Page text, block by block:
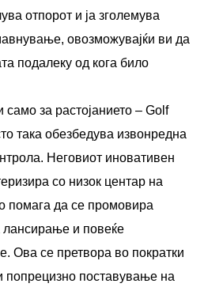
отпорот и ја зголемува
овозможувајќи ви да
подалеку од кога било
само за растојанието – Golf
така обезбедува извонредна
Неговиот иновативен
со низок центар на
помага да се промовира
лансирање и повеќе
Ова се претвора во пократки
попрецизно поставување на